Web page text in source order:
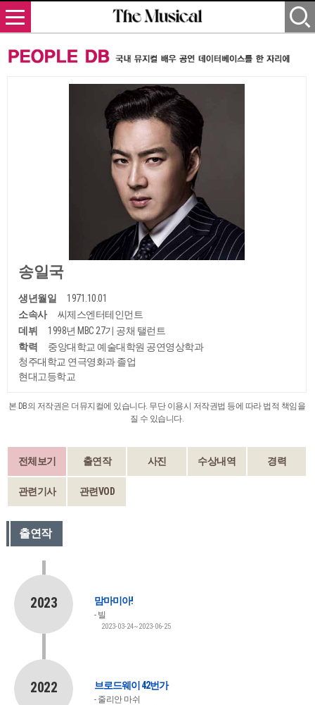
송일국
생년월일
1971.10.01
소속사
씨제스엔터테인먼트
데뷔
1998년 MBC 27기 공채 탤런트
학력
중앙대학교 예술대학원 공연영상학과
청주대학교 연극영화과 졸업
현대고등학교
본 DB의 저작권은 더뮤지컬에 있습니다. 무단 이용시 저작권법 등에 따라 법적 책임을
질 수 있습니다.
전체보기 출연작 사진 수상내역 경력
관련기사 관련VOD
출연작
2023 맘마미아!
빌
2023-03-24~2023-06-25
2022 브로드웨이 42번가
줄리안 마쉬